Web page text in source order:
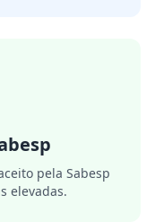
pela Sabesp
elevadas.